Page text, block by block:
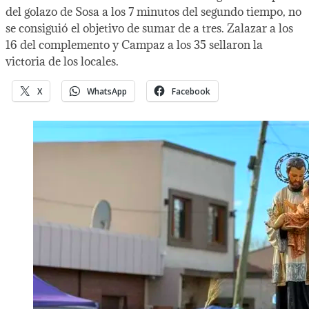
del golazo de Sosa a los 7 minutos del segundo tiempo, no
se consiguió el objetivo de sumar de a tres. Zalazar a los
16 del complemento y Campaz a los 35 sellaron la
victoria de los locales.
X WhatsApp Facebook